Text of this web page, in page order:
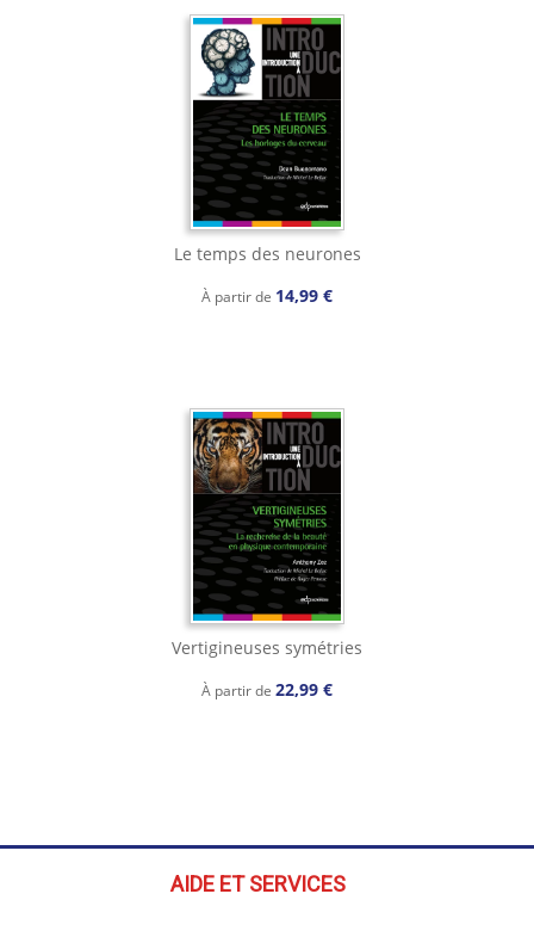
Le temps des neurones
À partir de 14,99 €
Vertigineuses symétries
À partir de 22,99 €
AIDE ET SERVICES